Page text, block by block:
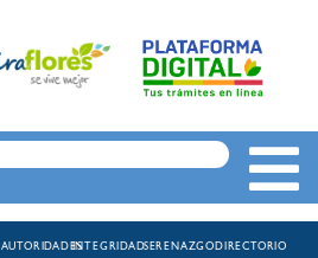
AUTORIDADESINTEGRIDADSERENAZGODIRECTORIO